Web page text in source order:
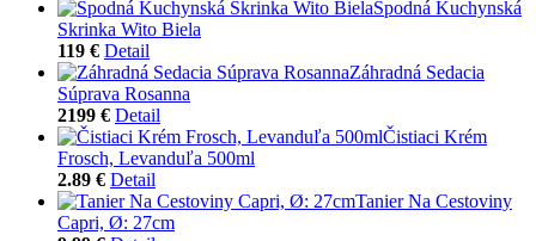
Spodná Kuchynská
Skrinka Wito Biela
119 € Detail
Záhradná Sedacia
Súprava Rosanna
2199 € Detail
Čistiaci Krém
Frosch, Levanduľa 500ml
2.89 € Detail
Tanier Na Cestoviny
Capri, Ø: 27cm